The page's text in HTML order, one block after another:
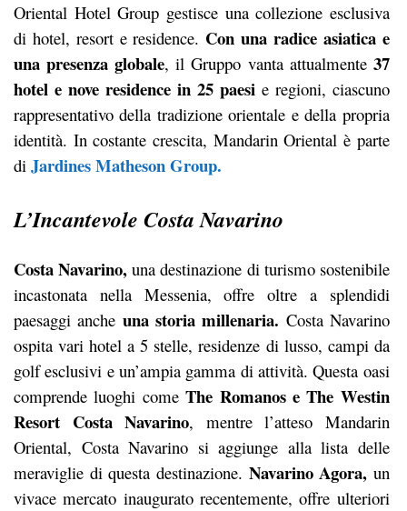
Oriental Hotel Group gestisce una collezione esclusiva
di hotel, resort e residence. Con una radice asiatica e
una presenza globale, il Gruppo vanta attualmente 37
hotel e nove residence in 25 paesie regioni, ciascuno
rappresentativo della tradizione orientale e della propria
identità. In costante crescita, Mandarin Oriental è parte
di Jardines Matheson Group.
L’Incantevole Costa Navarino
Costa Navarino, una destinazione di turismo sostenibile
incastonata nella Messenia, offre oltre a splendidi
paesaggi anche una storia millenaria. Costa Navarino
ospita vari hotel a 5 stelle, residenze di lusso, campi da
golf esclusivi e un’ampia gamma di attività. Questa oasi
comprende luoghi comeThe Romanos e The Westin
Resort Costa Navarino, mentre l’atteso Mandarin
Oriental, Costa Navarino si aggiunge alla lista delle
meraviglie di questa destinazione. Navarino Agora, un
vivace mercato inaugurato recentemente, offre ulteriori